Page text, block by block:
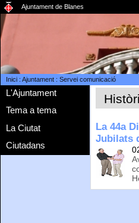
Ajuntament de Blanes
Inici: Ajuntament: Servei comunicació
L'Ajuntament
Tema a tema
La Ciutat
Ciutadans
La 44a
Jubilats